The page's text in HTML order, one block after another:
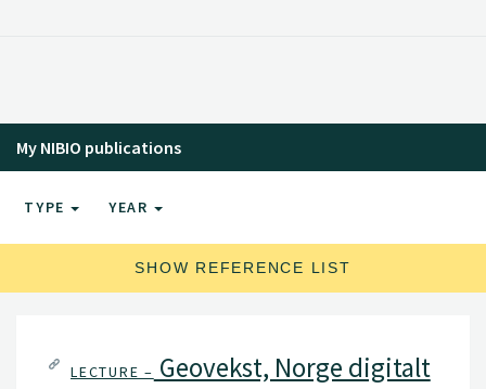
My NIBIO publications
TYPE YEAR
SHOW REFERENCE LIST
LECTURE – Geovekst, Norge digitalt